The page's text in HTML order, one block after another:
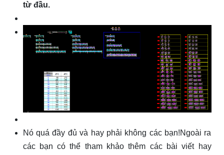
từ đầu.
Nó quá đầy đủ và hay phải không các bạn!Ngoài ra
các bạn có thể tham khảo thêm các bài viết hay